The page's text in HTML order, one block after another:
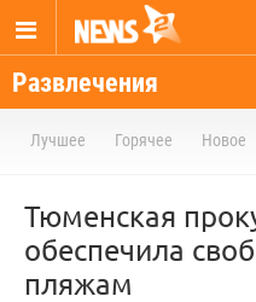
Развлечения
Лучшее Горячее Новое
Тюменская
обеспечила
пляжам